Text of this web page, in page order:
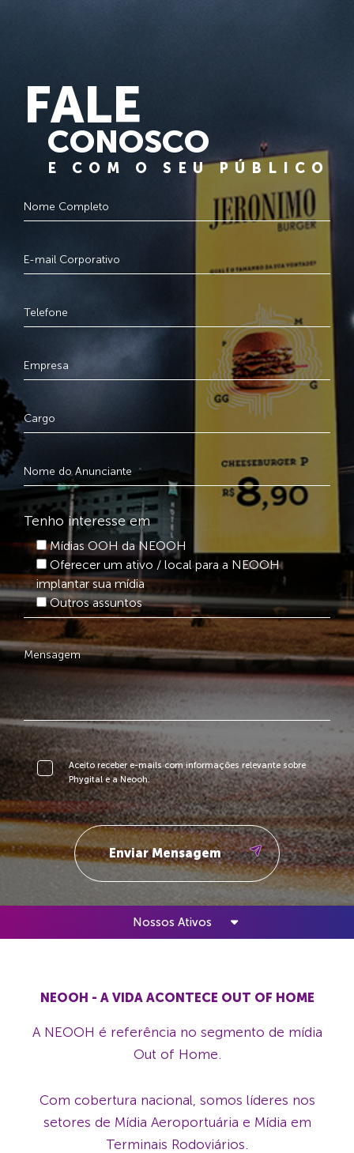
FALE
CONOSCO
E COM O SEU PÚBLICO
Tenho interesse em
Mídias OOH da NEOOH
Oferecer um ativo / local para a NEOOH
implantar sua mídia
Outros assuntos
Aceito receber e-mails com informações relevante sobre
Phygital e a Neooh.
Nossos Ativos
NEOOH - A VIDA ACONTECE OUT OF HOME
A NEOOH é referência no segmento de mídia
Out of Home.
Com cobertura nacional, somos líderes nos
setores de Mídia Aeroportuária e Mídia em
Terminais Rodoviários.